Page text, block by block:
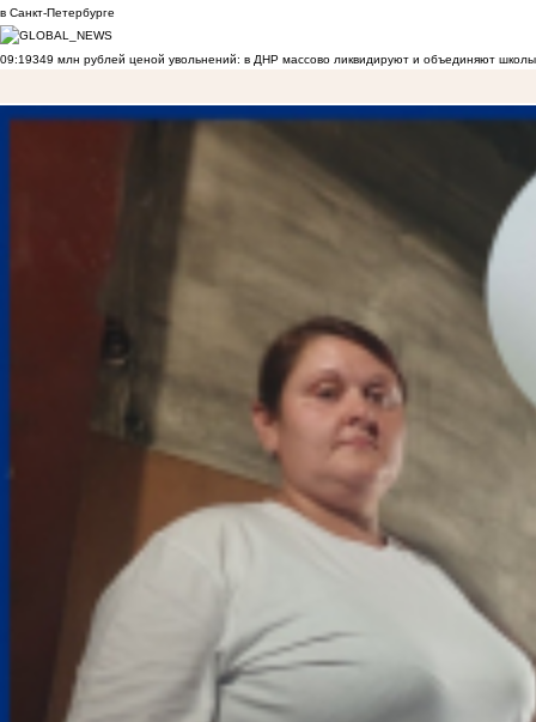
в Санкт-Петербурге
09:19349 млн рублей ценой увольнений: в ДНР массово ликвидируют и объединяют